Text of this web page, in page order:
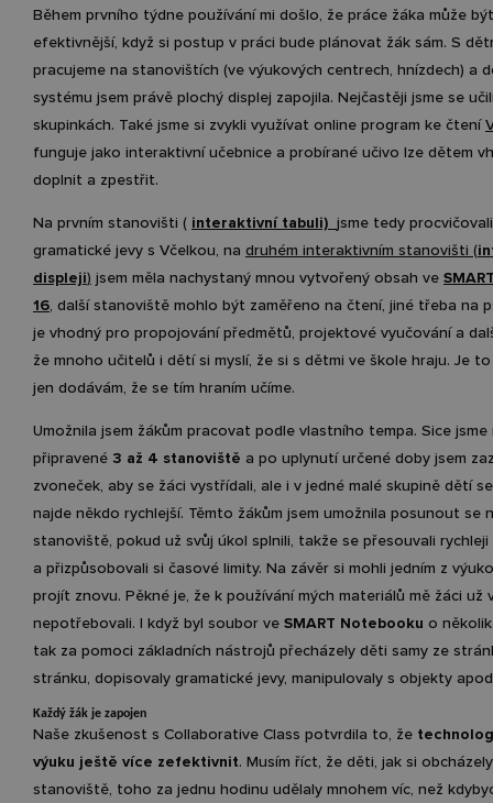
Během prvního týdne používání mi došlo, že práce žáka může
efektivnější, když si postup v práci bude plánovat žák sám. S
pracujeme na stanovištích (ve výukových centrech, hnízdech) a
systému jsem právě plochý displej zapojila. Nejčastěji jsme se
skupinkách. Také jsme si zvykli využívat online program ke čtení
funguje jako interaktivní učebnice a probírané učivo lze dětem
doplnit a zpestřit.
Na prvním stanovišti ( interaktivní tabuli) jsme tedy
gramatické jevy s Včelkou, na druhém interaktivním stanovišti (
displeji) jsem měla nachystaný mnou vytvořený obsah ve
16, další stanoviště mohlo být zaměřeno na čtení, jiné třeba na
je vhodný pro propojování předmětů, projektové vyučování a
že mnoho učitelů i dětí si myslí, že si s dětmi ve škole hraju. Je
jen dodávám, že se tím hraním učíme.
Umožnila jsem žákům pracovat podle vlastního tempa. Sice jsme
připravené 3 až 4 stanoviště a po uplynutí určené doby jsem
zvoneček, aby se žáci vystřídali, ale i v jedné malé skupině dětí
najde někdo rychlejší. Těmto žákům jsem umožnila posunout se
stanoviště, pokud už svůj úkol splnili, takže se přesouvali
a přizpůsobovali si časové limity. Na závěr si mohli jedním z
projít znovu. Pěkné je, že k používání mých materiálů mě žáci už
nepotřebovali. I když byl soubor veSMART Notebooku o
tak za pomoci základních nástrojů přecházely děti samy ze
stránku, dopisovaly gramatické jevy, manipulovaly s objekty
Každý žák je zapojen
Naše zkušenost s Collaborative Class potvrdila to, že
výuku ještě více zefektivnit. Musím říct, že děti, jak si
stanoviště, toho za jednu hodinu udělaly mnohem víc, než